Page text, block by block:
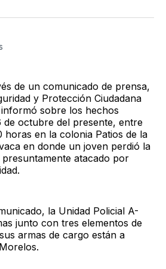
de un comunicado de prensa,
y Protección Ciudadana
sobre los hechos
octubre del presente, entre
horas en la colonia Patios de la
en donde un joven perdió la
atacado por
la Unidad Policial A-
junto con tres elementos de
armas de cargo están a